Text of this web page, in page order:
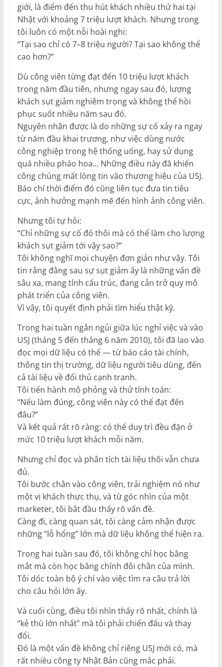
giới, là điểm đến thu hút khách nhiều thứ hai tại
Nhật với khoảng 7 triệu lượt khách. Nhưng trong
tôi luôn có một nỗi hoài nghi:
“Tại sao chỉ có 7–8 triệu người? Tại sao không thể
cao hơn?”
Dù công viên từng đạt đến 10 triệu lượt khách
trong năm đầu tiên, nhưng ngay sau đó, lượng
khách sụt giảm nghiêm trọng và không thể hồi
phục suốt nhiều năm sau đó.
Nguyên nhân được là do những sự cố xảy ra ngay
từ năm đầu khai trương, như việc dùng nước
công nghiệp trong hệ thống uống, hay sử dụng
quá nhiều pháo hoa… Những điều này đã khiến
công chúng mất lòng tin vào thương hiệu của USJ.
Báo chí thời điểm đó cũng liên tục đưa tin tiêu
cực, ảnh hưởng mạnh mẽ đến hình ảnh công viên.
Nhưng tôi tự hỏi:
“Chỉ những sự cố đó thôi mà có thể làm cho lượng
khách sụt giảm tới vậy sao?”
Tôi không nghĩ mọi chuyện đơn giản như vậy. Tôi
tin rằng đằng sau sự sụt giảm ấy là những vấn đề
sâu xa, mang tính cấu trúc, đang cản trở quy mô
phát triển của công viên.
Vì vậy, tôi quyết định phải tìm hiểu thật kỹ.
Trong hai tuần ngắn ngủi giữa lúc nghỉ việc và vào
USJ (tháng 5 đến tháng 6 năm 2010), tôi đã lao vào
đọc mọi dữ liệu có thể — từ báo cáo tài chính,
thông tin thị trường, dữ liệu người tiêu dùng, đến
cả tài liệu về đối thủ cạnh tranh.
Tôi tiến hành mô phỏng và thử tính toán:
“Nếu làm đúng, công viên này có thể đạt đến
đâu?”
Và kết quả rất rõ ràng: có thể duy trì đều đặn ở
mức 10 triệu lượt khách mỗi năm.
Nhưng chỉ đọc và phân tích tài liệu thôi vẫn chưa
đủ.
Tôi bước chân vào công viên, trải nghiệm nó như
một vị khách thực thụ, và từ góc nhìn của một
marketer, tôi bắt đầu thấy rõ vấn đề.
Càng đi, càng quan sát, tôi càng cảm nhận được
những “lỗ hổng” lớn mà dữ liệu không thể hiện ra.
Trong hai tuần sau đó, tôi không chỉ học bằng
mắt mà còn học bằng chính đôi chân của mình.
Tôi dốc toàn bộ ý chí vào việc tìm ra câu trả lời
cho câu hỏi lớn ấy.
Và cuối cùng, điều tôi nhìn thấy rõ nhất, chính là
“kẻ thù lớn nhất” mà tôi phải chiến đấu và thay
đổi.
Đó là một vấn đề không chỉ riêng USJ mới có, mà
rất nhiều công ty Nhật Bản cũng mắc phải.